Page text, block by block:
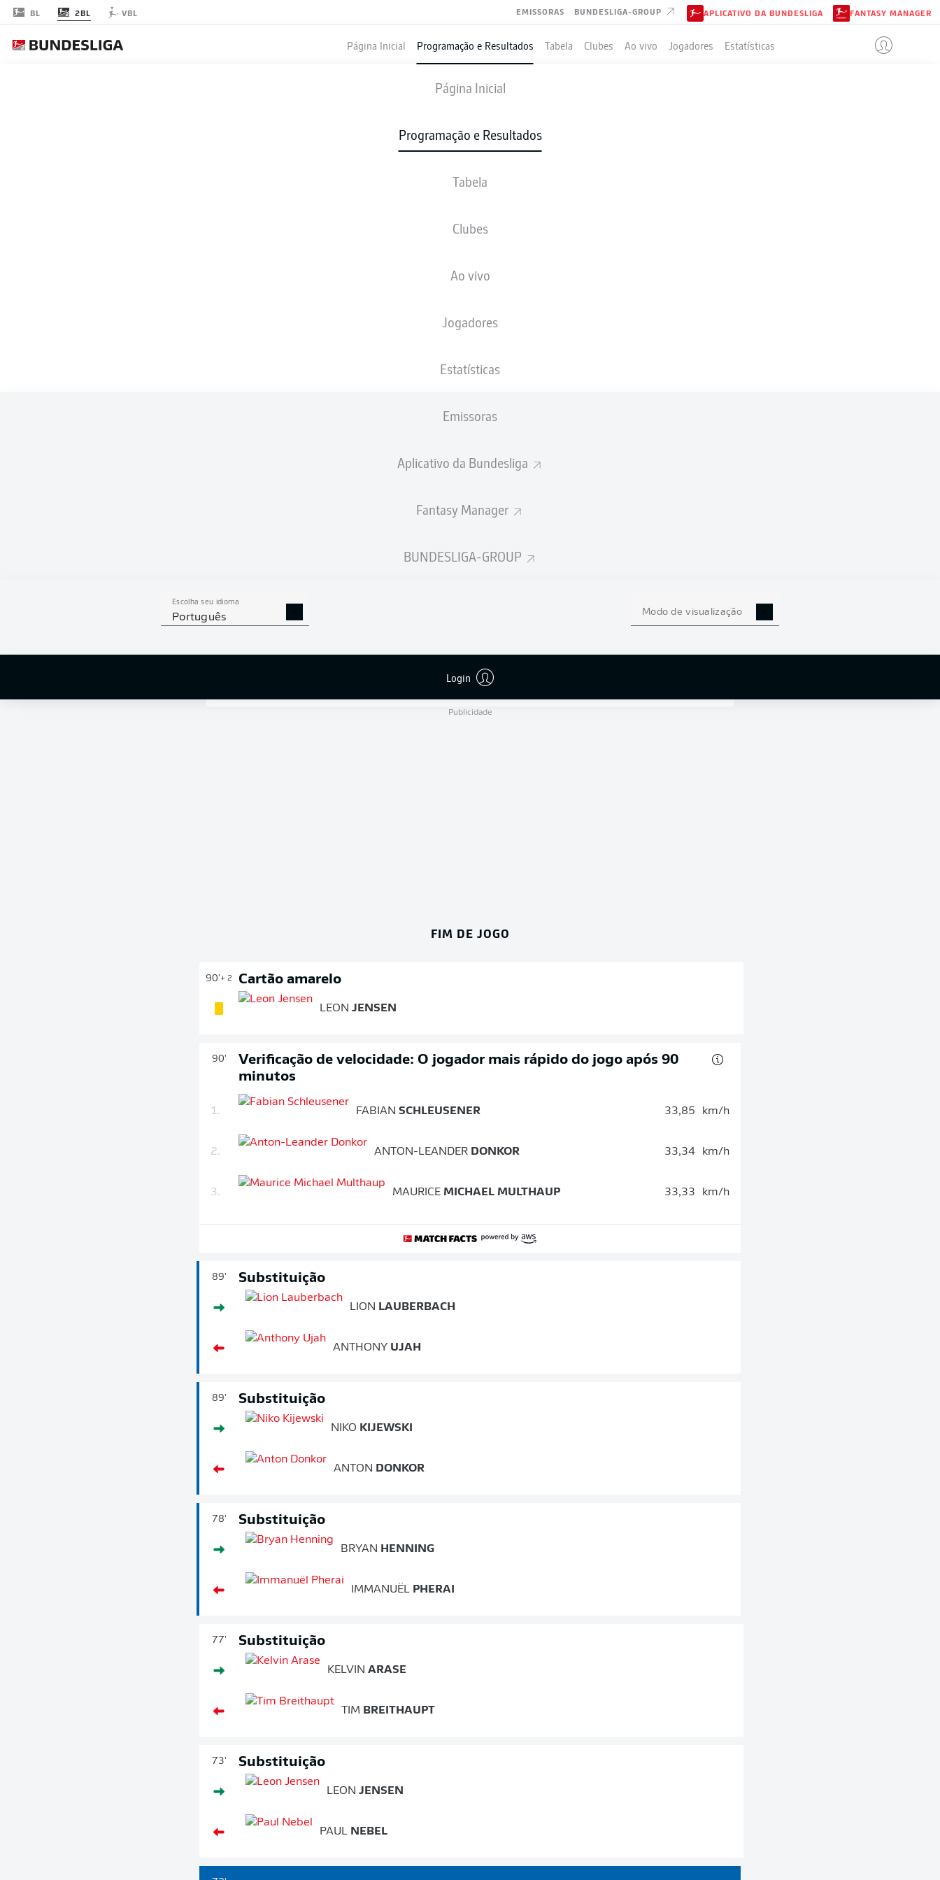
BL 2BL VBL EMISSORAS BUNDESLIGA-GROUP APLICATIVO DA BUNDESLIGA FANTASY MANAGER
Página Inicial Programação e Resultados Tabela Clubes Ao vivo Jogadores Estatísticas
Página Inicial
Programação e Resultados
Tabela
Clubes
Ao vivo
Jogadores
Estatísticas
Emissoras
Aplicativo da Bundesliga
Fantasy Manager
BUNDESLIGA-GROUP
Escolha seu idioma
Português Modo de visualização
Login
BRAUNSCHWEIG KARLSRUHE
2 1
ESCALAÇÕES
A. Ujah 72'
Publicidade
FIM DE JOGO
90'+ 2 Cartão amarelo
LEON JENSEN
90'
Verificação de velocidade: O jogador mais rápido do jogo após 90
minutos
1. FABIAN SCHLEUSENER 33,85 km/h
2. ANTON-LEANDER DONKOR 33,34 km/h
3. MAURICE MICHAEL MULTHAUP 33,33 km/h
89' Substituição
LION LAUBERBACH
ANTHONY UJAH
89' Substituição
NIKO KIJEWSKI
ANTON DONKOR
78' Substituição
BRYAN HENNING
IMMANUËL PHERAI
77' Substituição
KELVIN ARASE
TIM BREITHAUPT
73' Substituição
LEON JENSEN
PAUL NEBEL